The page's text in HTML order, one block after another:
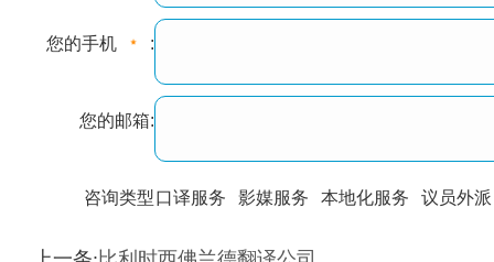
您的手机 :
您的邮箱:
咨询类型口译服务 影媒服务 本地化服务 议员外派
训翻译 标准级 专业级